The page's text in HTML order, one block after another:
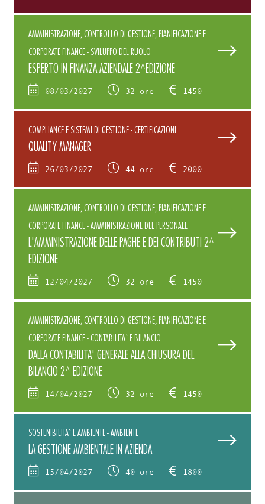
AMMINISTRAZIONE, CONTROLLO DI GESTIONE, PIANIFICAZIONE E
CORPORATE FINANCE - SVILUPPO DEL RUOLO
ESPERTO IN FINANZA AZIENDALE 2^EDIZIONE
08/03/2027 32 ore 1450
COMPLIANCE E SISTEMI DI GESTIONE - CERTIFICAZIONI
QUALITY MANAGER
26/03/2027 44 ore 2000
AMMINISTRAZIONE, CONTROLLO DI GESTIONE, PIANIFICAZIONE E
CORPORATE FINANCE - AMMINISTRAZIONE DEL PERSONALE
L'AMMINISTRAZIONE DELLE PAGHE E DEI CONTRIBUTI 2^
EDIZIONE
12/04/2027 32 ore 1450
AMMINISTRAZIONE, CONTROLLO DI GESTIONE, PIANIFICAZIONE E
CORPORATE FINANCE - CONTABILITA` E BILANCIO
DALLA CONTABILITA' GENERALE ALLA CHIUSURA DEL
BILANCIO 2^ EDIZIONE
14/04/2027 32 ore 1450
SOSTENIBILITA` E AMBIENTE - AMBIENTE
LA GESTIONE AMBIENTALE IN AZIENDA
15/04/2027 40 ore 1800